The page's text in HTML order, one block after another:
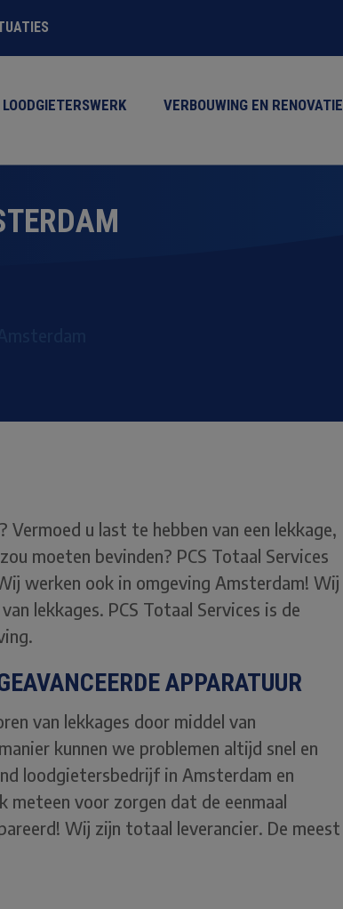
LOODGIETERSWERK VERBOUWING EN RENOVATIE
? Vermoed u last te hebben van een lekkage,
moeten bevinden? PCS Totaal Services
werken ook in omgeving Amsterdam! Wij
lekkages. PCS Totaal Services is de
APPARATUUR
van lekkages door middel van
kunnen we problemen altijd snel en
loodgietersbedrijf in Amsterdam en
meteen voor zorgen dat de eenmaal
Wij zijn totaal leverancier. De meest